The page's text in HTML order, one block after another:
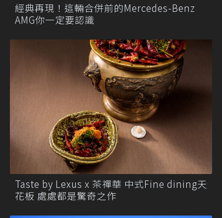
經典再現！這輛合併前的Mercedes-Benz
AMG你一定要認識
Taste by Lexus x 茶禪華 中式Fine dining天
花板 處處都是驚奇之作